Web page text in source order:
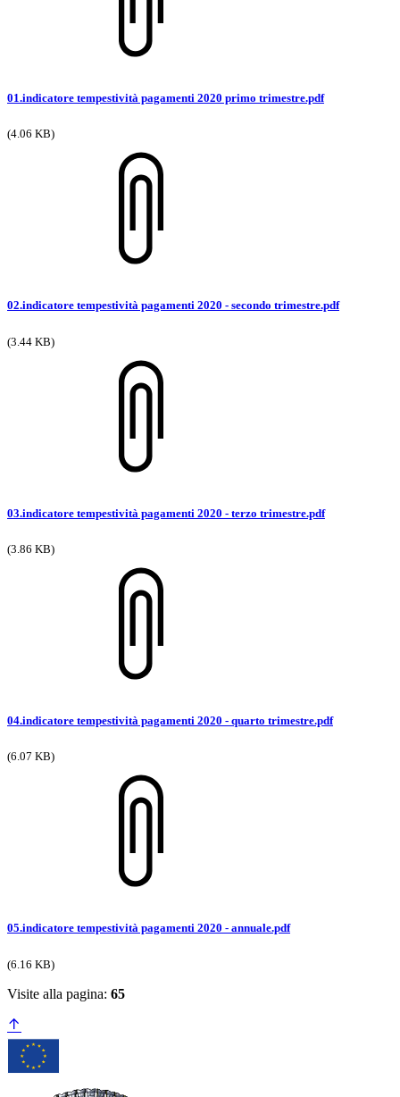
01.indicatore tempestività pagamenti 2020 primo trimestre.pdf
(4.06 KB)
02.indicatore tempestività pagamenti 2020 - secondo trimestre.pdf
(3.44 KB)
03.indicatore tempestività pagamenti 2020 - terzo trimestre.pdf
(3.86 KB)
04.indicatore tempestività pagamenti 2020 - quarto trimestre.pdf
(6.07 KB)
05.indicatore tempestività pagamenti 2020 - annuale.pdf
(6.16 KB)
Visite alla pagina: 65